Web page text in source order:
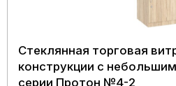
Стеклянная торговая
конструкции с
серии Протон №4-2